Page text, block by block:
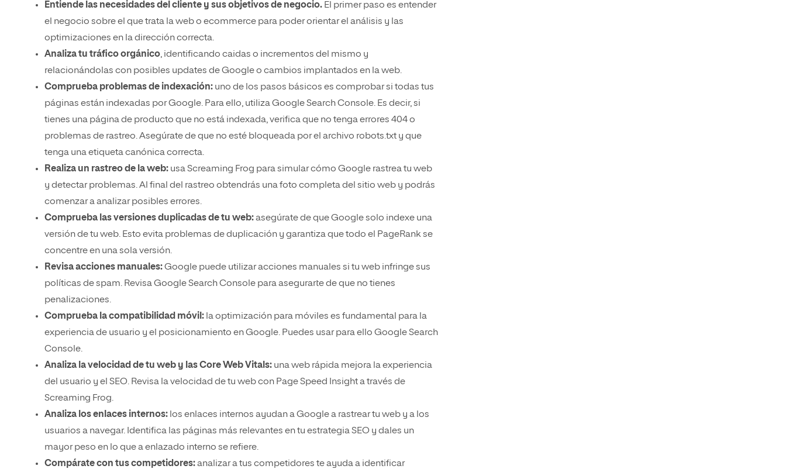
Entiende las necesidades del cliente y sus objetivos de negocio. El primer paso es entender
el negocio sobre el que trata la web o ecommerce para poder orientar el análisis y las
optimizaciones en la dirección correcta.
Analiza tu tráfico orgánico, identificando caidas o incrementos del mismo y
relacionándolas con posibles updates de Google o cambios implantados en la web.
Comprueba problemas de indexación: uno de los pasos básicos es comprobar si todas tus
páginas están indexadas por Google. Para ello, utiliza Google Search Console. Es decir, si
tienes una página de producto que no está indexada, verifica que no tenga errores 404 o
problemas de rastreo. Asegúrate de que no esté bloqueada por el archivo robots.txt y que
tenga una etiqueta canónica correcta.
Realiza un rastreo de la web: usa Screaming Frog para simular cómo Google rastrea tu web
y detectar problemas. Al final del rastreo obtendrás una foto completa del sitio web y podrás
comenzar a analizar posibles errores.
Comprueba las versiones duplicadas de tu web:asegúrate de que Google solo indexe una
versión de tu web. Esto evita problemas de duplicación y garantiza que todo el PageRank se
concentre en una sola versión.
Revisa acciones manuales:Google puede utilizar acciones manuales si tu web infringe sus
políticas de spam. Revisa Google Search Console para asegurarte de que no tienes
penalizaciones.
Comprueba la compatibilidad móvil: la optimización para móviles es fundamental para la
experiencia de usuario y el posicionamiento en Google. Puedes usar para ello Google Search
Console.
Analiza la velocidad de tu web y las Core Web Vitals: una web rápida mejora la experiencia
del usuario y el SEO. Revisa la velocidad de tu web con Page Speed Insight a través de
Screaming Frog.
Analiza los enlaces internos: los enlaces internos ayudan a Google a rastrear tu web y a los
usuarios a navegar. Identifica las páginas más relevantes en tu estrategia SEO y dales un
mayor peso en lo que a enlazado interno se refiere.
Compárate con tus competidores:analizar a tus competidores te ayuda a identificar